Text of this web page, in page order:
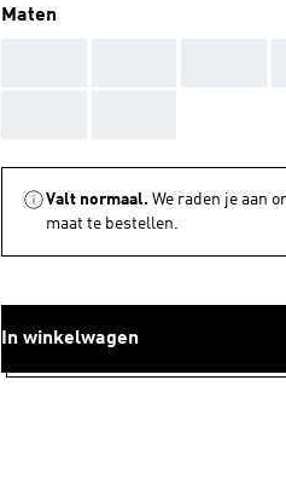
Maten
Valt normaal. We raden je aan
maat te bestellen.
In winkelwagen